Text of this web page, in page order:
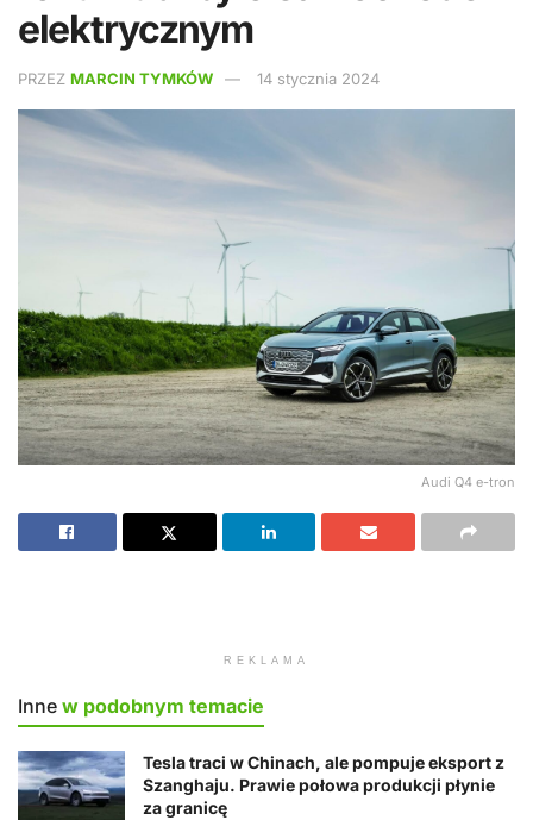
elektrycznym
PRZEZ MARCIN TYMKÓW 14 stycznia 2024
Audi Q4 e-tron
REKLAMA
Inne w podobnym temacie
Tesla traci w Chinach, ale pompuje eksport z
Szanghaju. Prawie połowa produkcji płynie
za granicę